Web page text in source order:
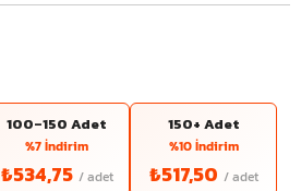
100–150 Adet
%7 İndirim
₺534,75
150+ Adet
%10 İndirim
₺517,50